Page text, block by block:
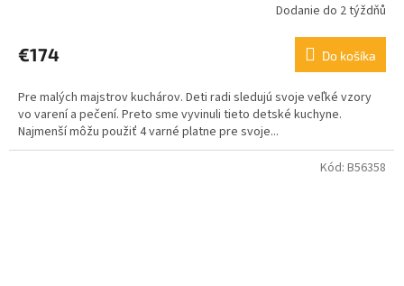
Dodanie do 2 týždňů
€174 Do košíka
Pre malých majstrov kuchárov. Deti radi sledujú svoje veľké vzory
vo varení a pečení. Preto sme vyvinuli tieto detské kuchyne.
Najmenší môžu použiť 4 varné platne pre svoje...
Kód: B56358